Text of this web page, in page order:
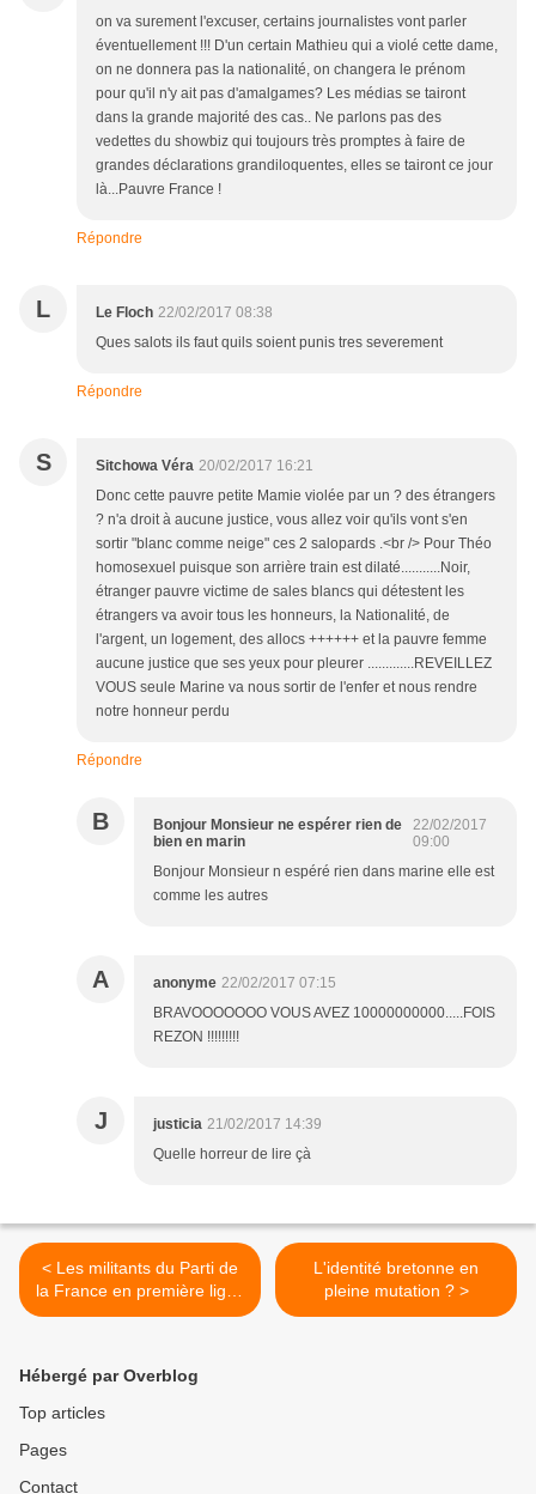
on va surement l'excuser, certains journalistes vont parler
éventuellement !!! D'un certain Mathieu qui a violé cette dame,
on ne donnera pas la nationalité, on changera le prénom
pour qu'il n'y ait pas d'amalgames? Les médias se tairont
dans la grande majorité des cas.. Ne parlons pas des
vedettes du showbiz qui toujours très promptes à faire de
grandes déclarations grandiloquentes, elles se tairont ce jour
là...Pauvre France !
Répondre
L Le Floch 22/02/2017 08:38
Ques salots ils faut quils soient punis tres severement
Répondre
S Sitchowa Véra 20/02/2017 16:21
Donc cette pauvre petite Mamie violée par un ? des étrangers
? n'a droit à aucune justice, vous allez voir qu'ils vont s'en
sortir "blanc comme neige" ces 2 salopards .<br /> Pour Théo
homosexuel puisque son arrière train est dilaté...........Noir,
étranger pauvre victime de sales blancs qui détestent les
étrangers va avoir tous les honneurs, la Nationalité, de
l'argent, un logement, des allocs ++++++ et la pauvre femme
aucune justice que ses yeux pour pleurer .............REVEILLEZ
VOUS seule Marine va nous sortir de l'enfer et nous rendre
notre honneur perdu
Répondre
B
Bonjour Monsieur ne espérer rien de
bien en marin
22/02/2017
09:00
Bonjour Monsieur n espéré rien dans marine elle est
comme les autres
A anonyme 22/02/2017 07:15
BRAVOOOOOOO VOUS AVEZ 10000000000.....FOIS
REZON !!!!!!!!!
J justicia 21/02/2017 14:39
Quelle horreur de lire çà
< Les militants du Parti de
la France en première ligne
à Toulon contre Macron
L'identité bretonne en
pleine mutation ? >
Hébergé par Overblog
Top articles
Pages
Contact